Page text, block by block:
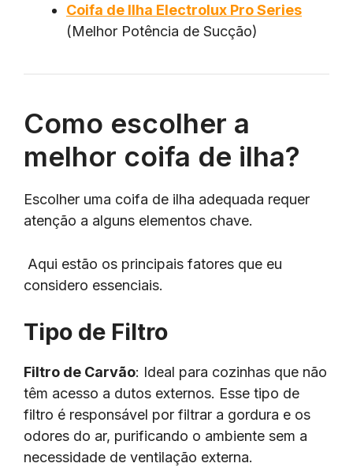
Coifa de Ilha Electrolux Pro Series
(Melhor Potência de Sucção)
Como escolher a
melhor coifa de ilha?
Escolher uma coifa de ilha adequada requer
atenção a alguns elementos chave.
Aqui estão os principais fatores que eu
considero essenciais.
Tipo de Filtro
Filtro de Carvão: Ideal para cozinhas que não
têm acesso a dutos externos. Esse tipo de
filtro é responsável por filtrar a gordura e os
odores do ar, purificando o ambiente sem a
necessidade de ventilação externa.